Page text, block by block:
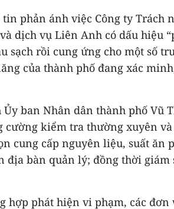
phản ánh việc Công ty Trách
dịch vụ Liên Anh có dấu hiệu
sạch rồi cung ứng cho một số
của thành phố đang xác
Ủy ban Nhân dân thành phố Vũ
cường kiểm tra thường xuyên
cung cấp nguyên liệu, suất ăn
địa bàn quản lý; đồng thời giám
hợp phát hiện vi phạm, các